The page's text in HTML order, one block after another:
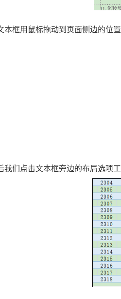
本框用鼠标拖动到页面侧边的位
我们点击文本框旁边的布局选项